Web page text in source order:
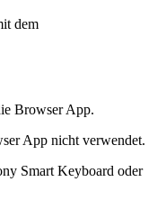
dem
Browser App.
App nicht verwendet.
Smart Keyboard oder